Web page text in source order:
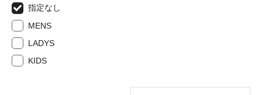
指定なし
MENS
LADYS
KIDS